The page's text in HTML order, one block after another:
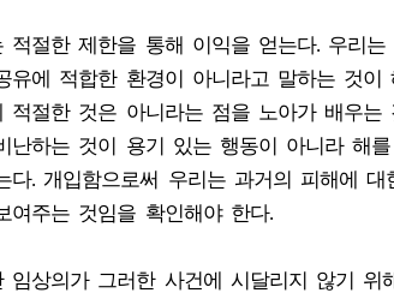
적절한 제한을 통해 이익을 얻는다. 우리
유에 적합한 환경이 아니라고 말하는 것
적절한 것은 아니라는 점을 노아가 배우
난하는 것이 용기 있는 행동이 아니라 해
다. 개입함으로써 우리는 과거의 피해에
여주는 것임을 확인해야 한다.
임상의가 그러한 사건에 시달리지 않기